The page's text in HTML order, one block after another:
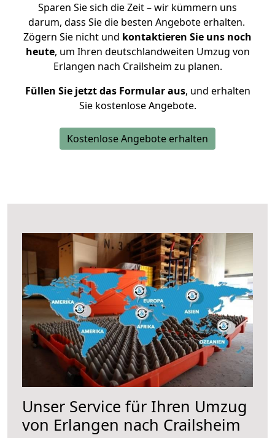
Sparen Sie sich die Zeit – wir kümmern uns
darum, dass Sie die besten Angebote erhalten.
Zögern Sie nicht und kontaktieren Sie uns noch
heute, um Ihren deutschlandweiten Umzug von
Erlangen nach Crailsheim zu planen.
Füllen Sie jetzt das Formular aus, und erhalten
Sie kostenlose Angebote.
Kostenlose Angebote erhalten
Unser Service für Ihren Umzug
von Erlangen nach Crailsheim